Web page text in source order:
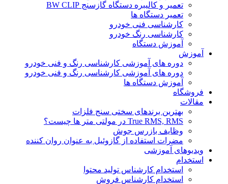
تعمیر و کالیبره دستگاه گازسنج BW CLIP
تعمیر دستگاه ها
کارشناسی فنی خودرو
کارشناسی رنگ خودرو
آموزش دستگاه
آموزش
دوره های آموزشی کارشناسی رنگ و فنی خودرو
دوره های آموزشی کارشناسی رنگ و فنی خودرو
آموزش دستگاه ها
فروشگاه
مقالات
بهترین برندهای سختی سنج فلزات
True RMS, RMS در مولتی متر ها چیست؟
وظایف بازرس جوش
مضرات استفاده از گازوئیل به عنوان روان کننده
ویدیوهای آموزشی
استخدام
استخدام کارشناس تولید محتوا
استخدام کارشناس فروش